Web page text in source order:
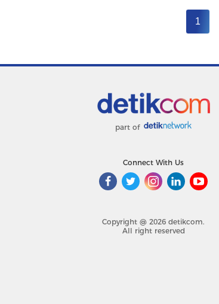
1
part of
Connect With Us
Copyright @ 2026 detikcom.
All right reserved